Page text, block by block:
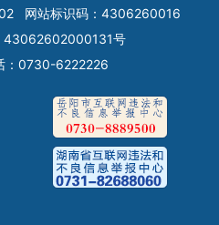
网站标识码：4306260016
43062602000131号
：0730-6222226